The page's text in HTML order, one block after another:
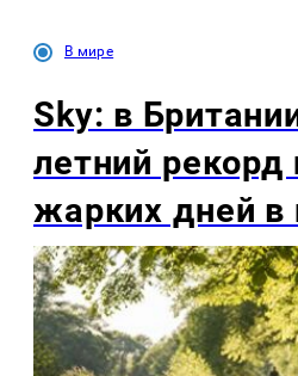
В мире
Sky: в
летний рекорд
жарких дней в